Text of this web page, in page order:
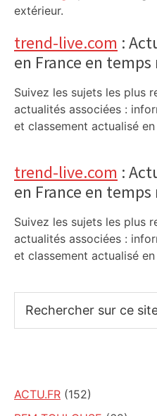
extérieur.
trend-live.com :
en France en temps
Suivez les sujets les plus
actualités associées :
et classement actualisé
trend-live.com :
en France en temps
Suivez les sujets les plus
actualités associées :
et classement actualisé
sur
ACTU.FR (152)